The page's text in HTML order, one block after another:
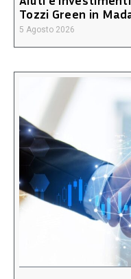
Tozzi Green in
5 Agosto 2026